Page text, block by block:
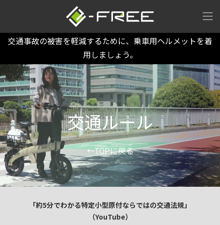
交通事故の被害を軽減するために、乗車用ヘルメットを着
用しましょう。
交通ルール
←TOPに戻る
「約5分でわかる特定小型原付ならではの交通法規」
（YouTube）